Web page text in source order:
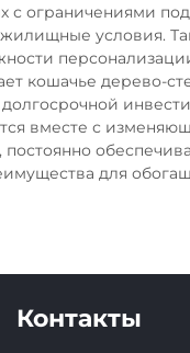
с ограничениями
условия.
кошачье дерево-
вместе с
постоянно
для
Контакты